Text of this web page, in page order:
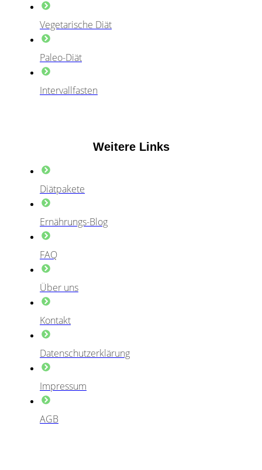
Vegetarische Diät
Paleo-Diät
Intervallfasten
Weitere Links
Diätpakete
Ernährungs-Blog
FAQ
Über uns
Kontakt
Datenschutzerklärung
Impressum
AGB